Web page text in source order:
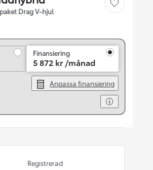
Drag V-hjul
Save car
Finansiering
5 872 kr /månad
Anpassa finansiering
Registrerad